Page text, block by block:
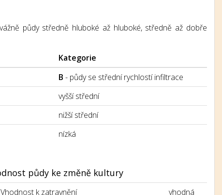
půdy středně hluboké až hluboké, středně až dobře
Kategorie
B - půdy se střední rychlostí infiltrace
vyšší střední
nižší střední
nízká
půdy ke změně kultury
Vhodnost k zatravnění
vhodná